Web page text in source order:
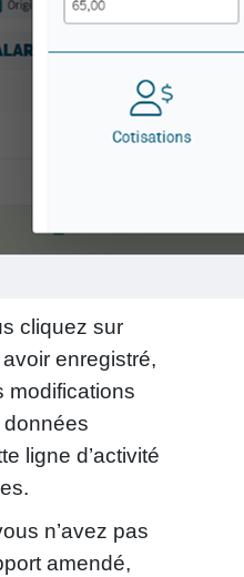
cliquez sur
enregistré,
modifications
ligne d’activité
n’avez pas
amendé,